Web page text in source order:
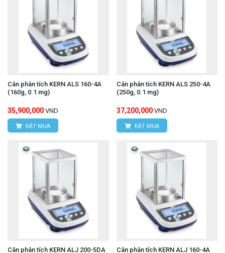
Cân phân tích KERN ALS 160-4A
(160g, 0.1 mg)
35,900,000 VND
ĐẶT MUA
Cân phân tích KERN ALS 250-4A
(250g, 0.1 mg)
37,200,000 VND
ĐẶT MUA
Cân phân tích KERN ALJ 200-5DA
Cân phân tích KERN ALJ 160-4A